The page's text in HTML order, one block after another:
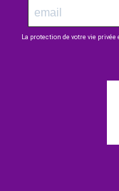
La protection de votre vie